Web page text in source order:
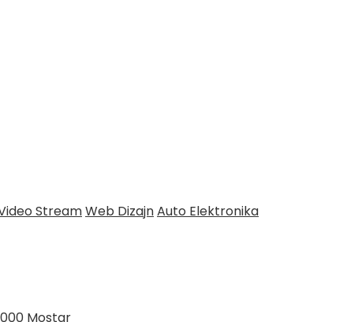
StreamWeb DizajnAuto Elektronika
Mostar